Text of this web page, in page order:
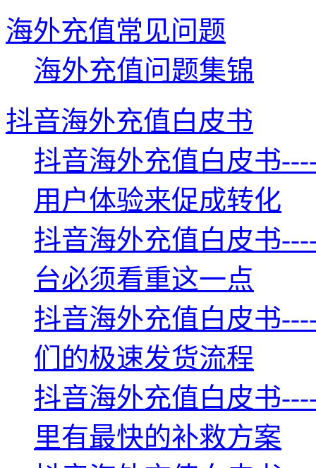
海外充值常见问题
海外充值问题集锦
抖音海外充值白皮书
抖音海外充值白皮书
用户体验来促成转化
抖音海外充值白皮书
台必须看重这一点
抖音海外充值白皮书
们的极速发货流程
抖音海外充值白皮书
里有最快的补救方案